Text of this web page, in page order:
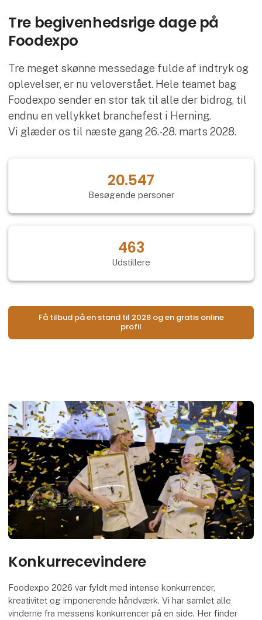
Tre begivenhedsrige dage på
Foodexpo
Tre meget skønne messedage fulde af indtryk og
oplevelser, er nu veloverstået. Hele teamet bag
Foodexpo sender en stor tak til alle der bidrog, til
endnu en vellykket branchefest i Herning.
Vi glæder os til næste gang 26.-28. marts 2028.
20.547
Besøgende personer
463
Udstillere
Få tilbud på en stand til 2028 og en gratis online
profil
Konkurrecevindere
Foodexpo 2026 var fyldt med intense konkurrencer,
kreativitet og imponerende håndværk. Vi har samlet alle
vinderne fra messens konkurrencer på en side. Her finder